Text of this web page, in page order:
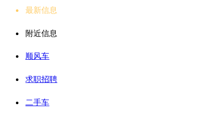
最新信息
附近信息
顺风车
求职招聘
二手车